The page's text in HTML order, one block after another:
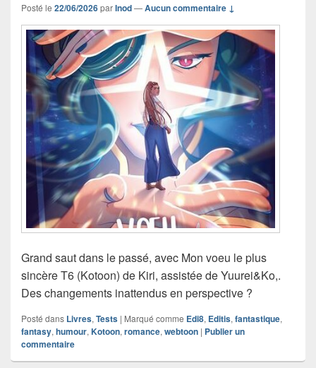
Posté le 22/06/2026parInod—Aucun commentaire ↓
Grand saut dans le passé, avec Mon voeu le plus
sincère T6 (Kotoon) de Kiri, assistée de Yuurei&Ko,.
Des changements inattendus en perspective ?
Posté dans Livres, Tests | Marqué comme Edi8, Editis, fantastique,
fantasy, humour, Kotoon, romance, webtoon | Publier un
commentaire